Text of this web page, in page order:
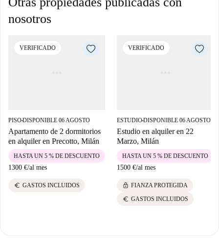
nosotros
VERIFICADO
PISO■DISPONIBLE 06 AGOSTO
Apartamento de 2 dormitorios
en alquiler en Precotto, Milán
1300 €/al mes
HASTA UN 5 % DE DESCUENTO
euro GASTOS INCLUIDOS
VERIFICADO
ESTUDIO■DISPONIBLE 06 AGOSTO
Estudio en alquiler en 22
Marzo, Milán
1500 €/al mes
HASTA UN 5 % DE DESCUENTO
lock FIANZA PROTEGIDA
euro GASTOS INCLUIDOS